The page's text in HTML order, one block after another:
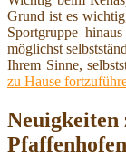
Grund ist es
Sportgruppe
möglichst
Ihrem Sinne,
zu Hause